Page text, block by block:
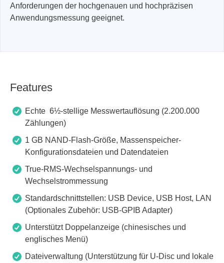
Anforderungen der hochgenauen und hochpräzisen
Anwendungsmessung geeignet.
Features
Echte 6½-stellige Messwertauflösung (2.200.000
Zählungen)
1 GB NAND-Flash-Größe, Massenspeicher-
Konfigurationsdateien und Datendateien
True-RMS-Wechselspannungs- und
Wechselstrommessung
Standardschnittstellen: USB Device, USB Host, LAN
(Optionales Zubehör: USB-GPIB Adapter)
Unterstützt Doppelanzeige (chinesisches und
englisches Menü)
Dateiverwaltung (Unterstützung für U-Disc und lokale